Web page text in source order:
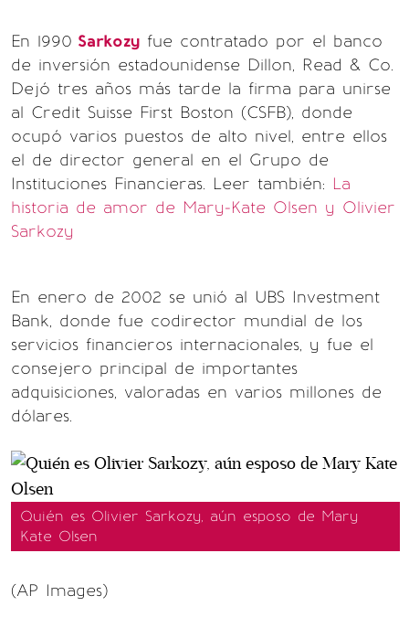
En 1990 Sarkozy fue contratado por el banco
de inversión estadounidense Dillon, Read & Co.
Dejó tres años más tarde la firma para unirse
al Credit Suisse First Boston (CSFB), donde
ocupó varios puestos de alto nivel, entre ellos
el de director general en el Grupo de
Instituciones Financieras. Leer también: La
historia de amor de Mary-Kate Olsen y Olivier
Sarkozy
En enero de 2002 se unió al UBS Investment
Bank, donde fue codirector mundial de los
servicios financieros internacionales, y fue el
consejero principal de importantes
adquisiciones, valoradas en varios millones de
dólares.
Quién es Olivier Sarkozy, aún esposo de Mary
Kate Olsen
(AP Images)